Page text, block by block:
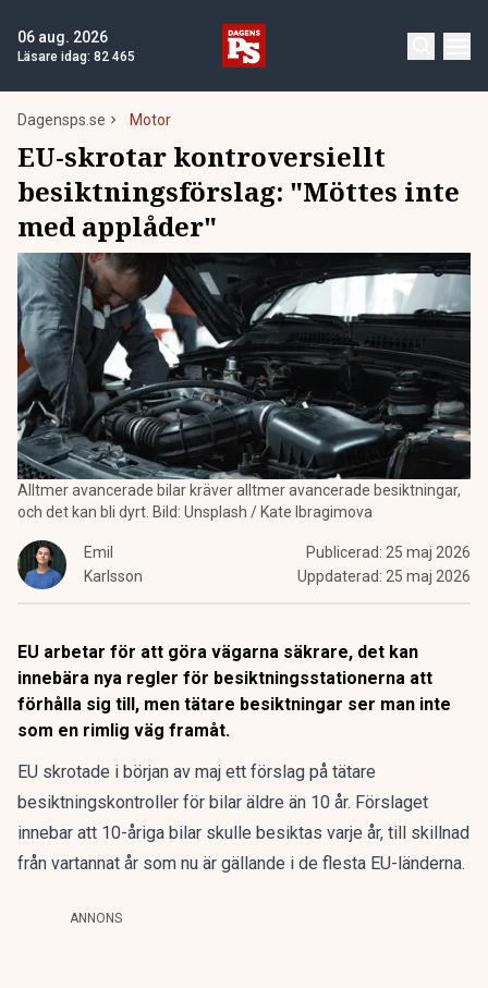
06 aug. 2026
Läsare idag: 82 465
Dagensps.se Motor
EU-skrotar kontroversiellt
besiktningsförslag: "Möttes inte
med applåder"
Alltmer avancerade bilar kräver alltmer avancerade besiktningar,
och det kan bli dyrt. Bild: Unsplash / Kate Ibragimova
Emil
Karlsson
Publicerad: 25 maj 2026
Uppdaterad: 25 maj 2026
EU arbetar för att göra vägarna säkrare, det kan
innebära nya regler för besiktningsstationerna att
förhålla sig till, men tätare besiktningar ser man inte
som en rimlig väg framåt.
EU skrotade i början av maj ett förslag på tätare
besiktningskontroller för bilar äldre än 10 år. Förslaget
innebar att 10-åriga bilar skulle besiktas varje år, till skillnad
från vartannat år som nu är gällande i de flesta EU-länderna.
ANNONS